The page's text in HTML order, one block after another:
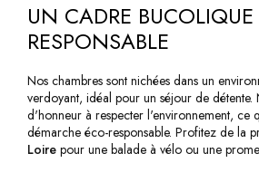
UN CADRE
RESPONSABLE
Nos chambres sont nichées dans un
verdoyant, idéal pour un séjour de détente.
d'honneur à respecter l'environnement, ce
démarche éco-responsable. Profitez de la
Loire pour une balade à vélo ou une